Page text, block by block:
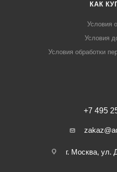
КАК
Условия
Условия
Условия обработки
+7 495
г. Москва, ул.